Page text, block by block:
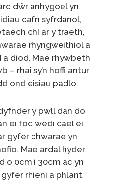
dŵr anhygoel yn
cafn syfrdanol,
chi ar y traeth,
rhyngweithiol a
a diod. Mae rhywbeth
– rhai sy’n hoffi antur
ond eisiau padlo.
y pwll dan do
ei fod wedi cael ei
gyfer chwarae yn
Mae ardal hyder
o 0cm i 30cm ac yn
rhieni a phlant